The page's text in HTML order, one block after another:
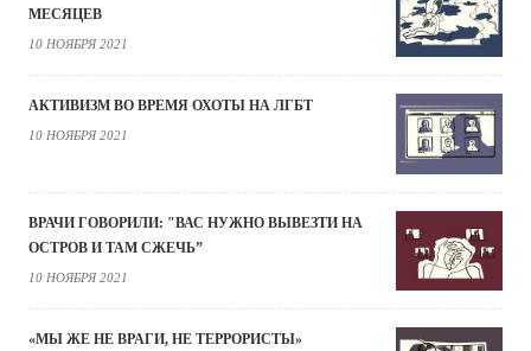
МЕСЯЦЕВ
10 НОЯБРЯ 2021
АКТИВИЗМ ВО ВРЕМЯ ОХОТЫ НА ЛГБТ
10 НОЯБРЯ 2021
ВРАЧИ ГОВОРИЛИ: "ВАС НУЖНО ВЫВЕЗТИ НА
ОСТРОВ И ТАМ СЖЕЧЬ”
10 НОЯБРЯ 2021
«МЫ ЖЕ НЕ ВРАГИ, НЕ ТЕРРОРИСТЫ»